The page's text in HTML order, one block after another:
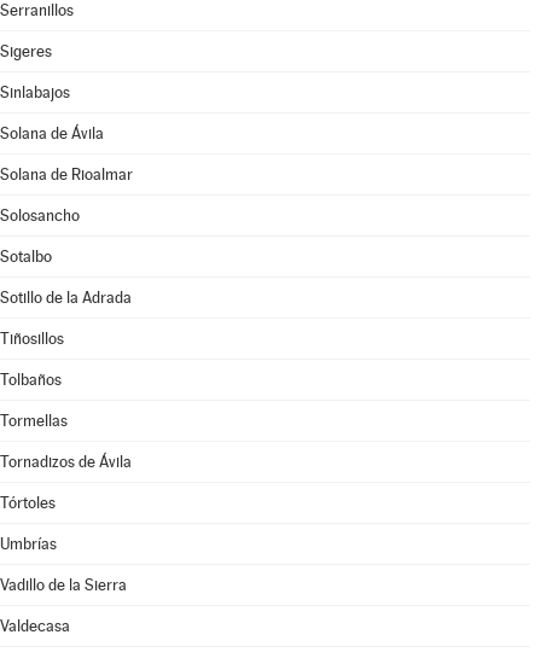
Serranillos
Sigeres
Sinlabajos
Solana de Ávila
Solana de Rioalmar
Solosancho
Sotalbo
Sotillo de la Adrada
Tiñosillos
Tolbaños
Tormellas
Tornadizos de Ávila
Tórtoles
Umbrías
Vadillo de la Sierra
Valdecasa